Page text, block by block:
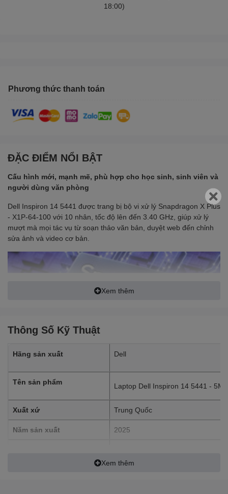
18:00)
Phương thức thanh toán
ĐẶC ĐIỂM NỔI BẬT
Cấu hình mới, mạnh mẽ, phù hợp cho học sinh, sinh viên và
người dùng văn phòng
Dell Inspiron 14 5441 được trang bị bộ vi xử lý Snapdragon X Plus
- X1P-64-100 với 10 nhân, tốc độ lên đến 3.40 GHz, giúp xử lý
mượt mà mọi tác vụ từ soạn thảo văn bản, duyệt web đến chỉnh
sửa ảnh và video cơ bản.
Card màn hình tích hợp Qualcomm Adreno GPU đảm bảo khả
TOPS mang đến trải nghiệm sử dụng thông minh và hiệu quả
Xem thêm
Thông Số Kỹ Thuật
Hãng sản xuất Dell
Tên sản phẩm Laptop Dell Inspiron 14 5441 -
Xuất xứ Trung Quốc
Năm sản xuất 2025
Địa chỉ: Tầng 15, tòa nhà Eatown
Xem thêm